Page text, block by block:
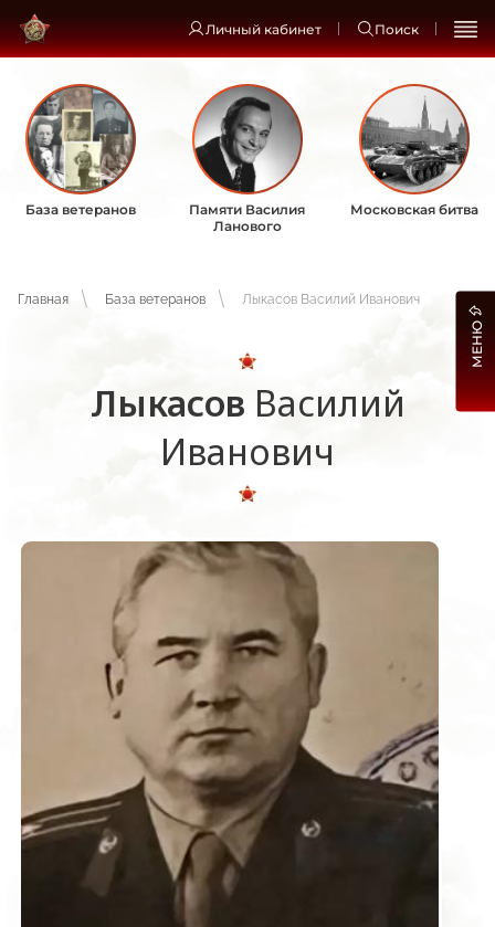
Личный кабинет Поиск
База ветеранов
Памяти Василия
Ланового
Московская битва
Главная База ветеранов Лыкасов Василий Иванович
Лыкасов Василий
Иванович
МЕНЮ